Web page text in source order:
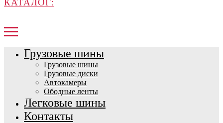
КАТАЛОГ:
Грузовые шины
Грузовые шины
Грузовые диски
Автокамеры
Ободные ленты
Легковые шины
Контакты